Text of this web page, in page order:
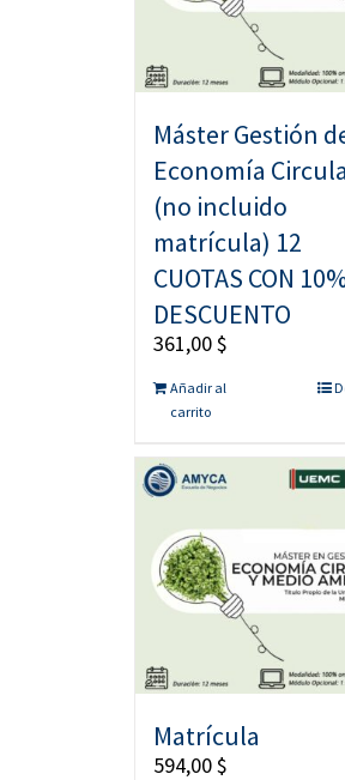
Máster Gestión
Economía
(no incluido
matrícula) 12
CUOTAS CON
DESCUENTO
361,00$
Añadir al
carrito
Matrícula
594,00$